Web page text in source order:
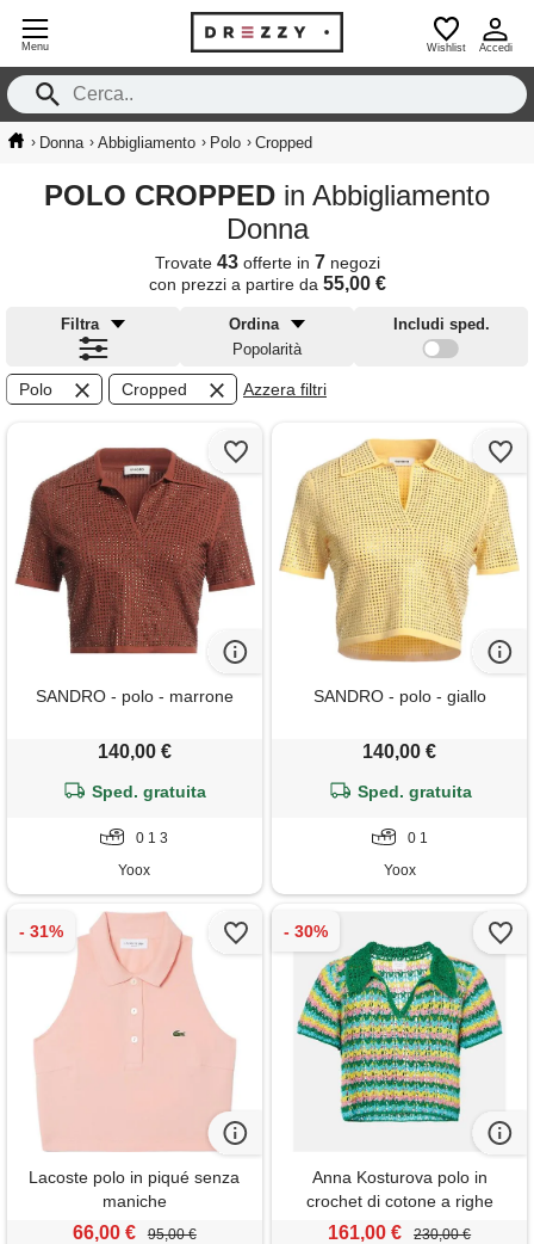
Menu Wishlist Accedi
› Donna › Abbigliamento › Polo › Cropped
POLO CROPPED in Abbigliamento
Donna
Trovate 43offerte in 7negozi
con prezzi a partire da 55,00 €
Filtra
Ordina
Popolarità
Includi sped.
Polo Cropped Azzera filtri
SANDRO - polo - marrone
140,00 €
Sped. gratuita
0 1 3
Yoox
SANDRO - polo - giallo
140,00 €
Sped. gratuita
0 1
Yoox
Lacoste polo in piqué senza
maniche
66,00 € 95,00 €
Anna Kosturova polo in
crochet di cotone a righe
161,00 € 230,00 €